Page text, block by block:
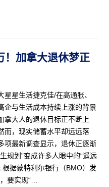
！加拿大退休梦正
星星生活捷克佳/在高通胀、
企与生活成本持续上涨的背景
拿大人的退休目标正不断上
而，现实储蓄水平却远远落
项最新调查显示，退休正逐渐
生规划”变成许多人眼中的“遥远
据蒙特利尔银行（BMO）发
要实现“…